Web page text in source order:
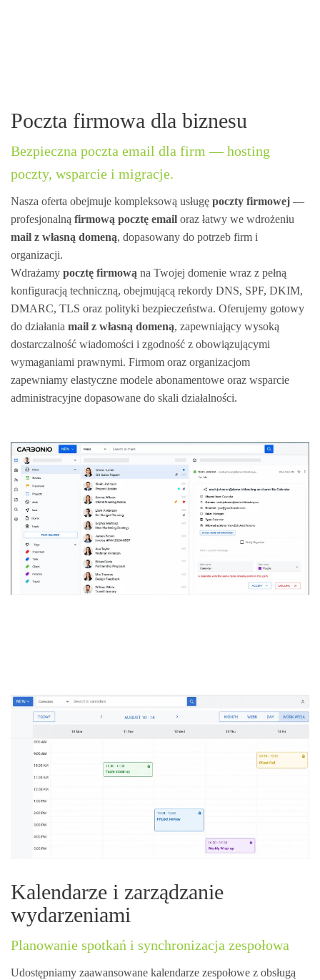
Poczta firmowa dla biznesu
Bezpieczna poczta email dla firm — hosting
poczty, wsparcie i migracje.
Nasza oferta obejmuje kompleksową usługę poczty firmowej —
profesjonalną firmową pocztę email oraz łatwy we wdrożeniu
mail z własną domeną, dopasowany do potrzeb firm i
organizacji.
Wdrażamy pocztę firmową na Twojej domenie wraz z pełną
konfiguracją techniczną, obejmującą rekordy DNS, SPF, DKIM,
DMARC, TLS oraz polityki bezpieczeństwa. Oferujemy gotowy
do działania mail z własną domeną, zapewniający wysoką
dostarczalność wiadomości i zgodność z obowiązującymi
wymaganiami prawnymi. Firmom oraz organizacjom
zapewniamy elastyczne modele abonamentowe oraz wsparcie
administracyjne dopasowane do skali działalności.
Kalendarze i zarządzanie
wydarzeniami
Planowanie spotkań i synchronizacja zespołowa
Udostępniamy zaawansowane kalendarze zespołowe z obsługą